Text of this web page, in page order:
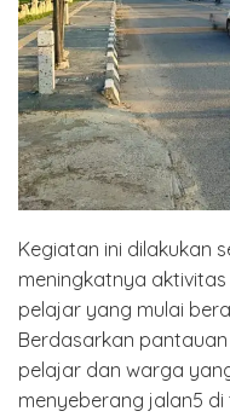
Kegiatan ini dilakukan
meningkatnya
pelajar yang mulai
Berdasarkan
pelajar dan warga
menyeberang jalan5